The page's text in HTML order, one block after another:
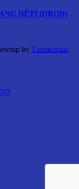
DĚTÍ (ÚROD)
by Themeansar.